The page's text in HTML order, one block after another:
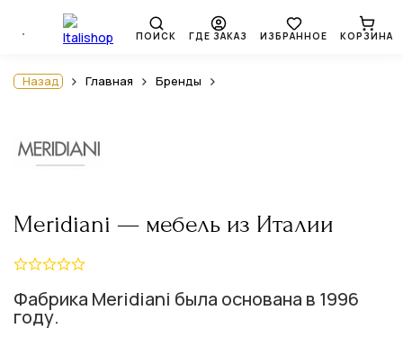
ПОИСК ГДЕ ЗАКАЗ ИЗБРАННОЕ КОРЗИНА
Назад Главная Бренды
Meridiani — мебель из Италии
Фабрика Meridiani была основана в 1996
году.